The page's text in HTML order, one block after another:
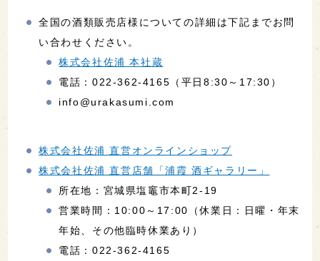
全国の酒類販売店様についての詳細は下記までお問
い合わせください。
株式会社佐浦 本社蔵
電話：022-362-4165（平日8:30～17:30）
info@urakasumi.com
株式会社佐浦 直営オンラインショップ
株式会社佐浦 直営店舗「浦霞 酒ギャラリー」
所在地：宮城県塩竈市本町2-19
営業時間：10:00～17:00（休業日：日曜・年末
年始、その他臨時休業あり）
電話：022-362-4165